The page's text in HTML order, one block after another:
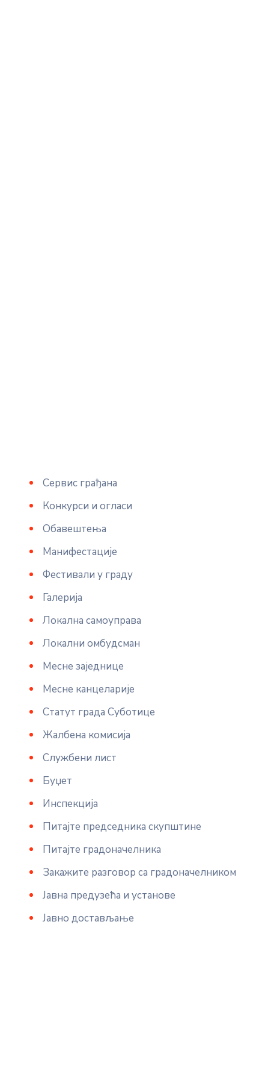
Сервис грађана
Конкурси и огласи
Обавештења
Манифестације
Фестивали у граду
Галерија
Локална самоуправа
Локални омбудсман
Месне заједнице
Месне канцеларије
Статут града Суботице
Жалбена комисија
Службени лист
Буџет
Инспекција
Питајте председника скупштине
Питајте градоначелника
Закажите разговор са градоначелником
Јавна предузећа и установе
Јавно достављање